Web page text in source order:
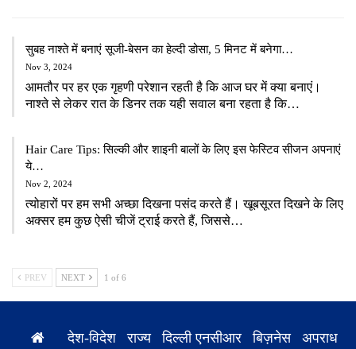
सुबह नाश्ते में बनाएं सूजी-बेसन का हेल्दी डोसा, 5 मिनट में बनेगा…
Nov 3, 2024
आमतौर पर हर एक गृहणी परेशान रहती है कि आज घर में क्या बनाएं।
नाश्ते से लेकर रात के डिनर तक यही सवाल बना रहता है कि…
Hair Care Tips: सिल्की और शाइनी बालों के लिए इस फेस्टिव सीजन अपनाएं
ये…
Nov 2, 2024
त्योहारों पर हम सभी अच्छा दिखना पसंद करते हैं। खूबसूरत दिखने के लिए
अक्सर हम कुछ ऐसी चीजें ट्राई करते हैं, जिससे…
PREV NEXT 1 of 6
देश-विदेश राज्य दिल्ली एनसीआर बिज़नेस अपराध